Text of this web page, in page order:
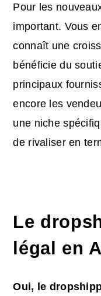
Pour les
important. Vous
connaît une
bénéficie du
principaux
encore les
une niche
de rivaliser en
Le
légal en
Oui, le